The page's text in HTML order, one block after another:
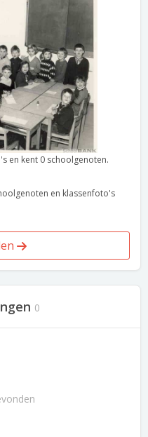
en kent 0 schoolgenoten.
en klassenfoto's
0